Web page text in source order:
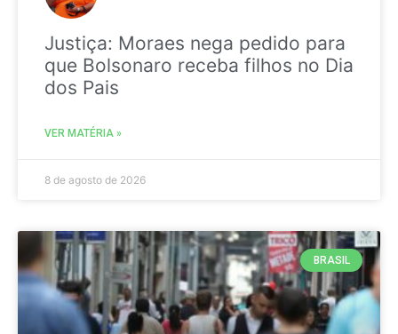
Justiça: Moraes nega pedido para
que Bolsonaro receba filhos no Dia
dos Pais
VER MATÉRIA »
8 de agosto de 2026
BRASIL